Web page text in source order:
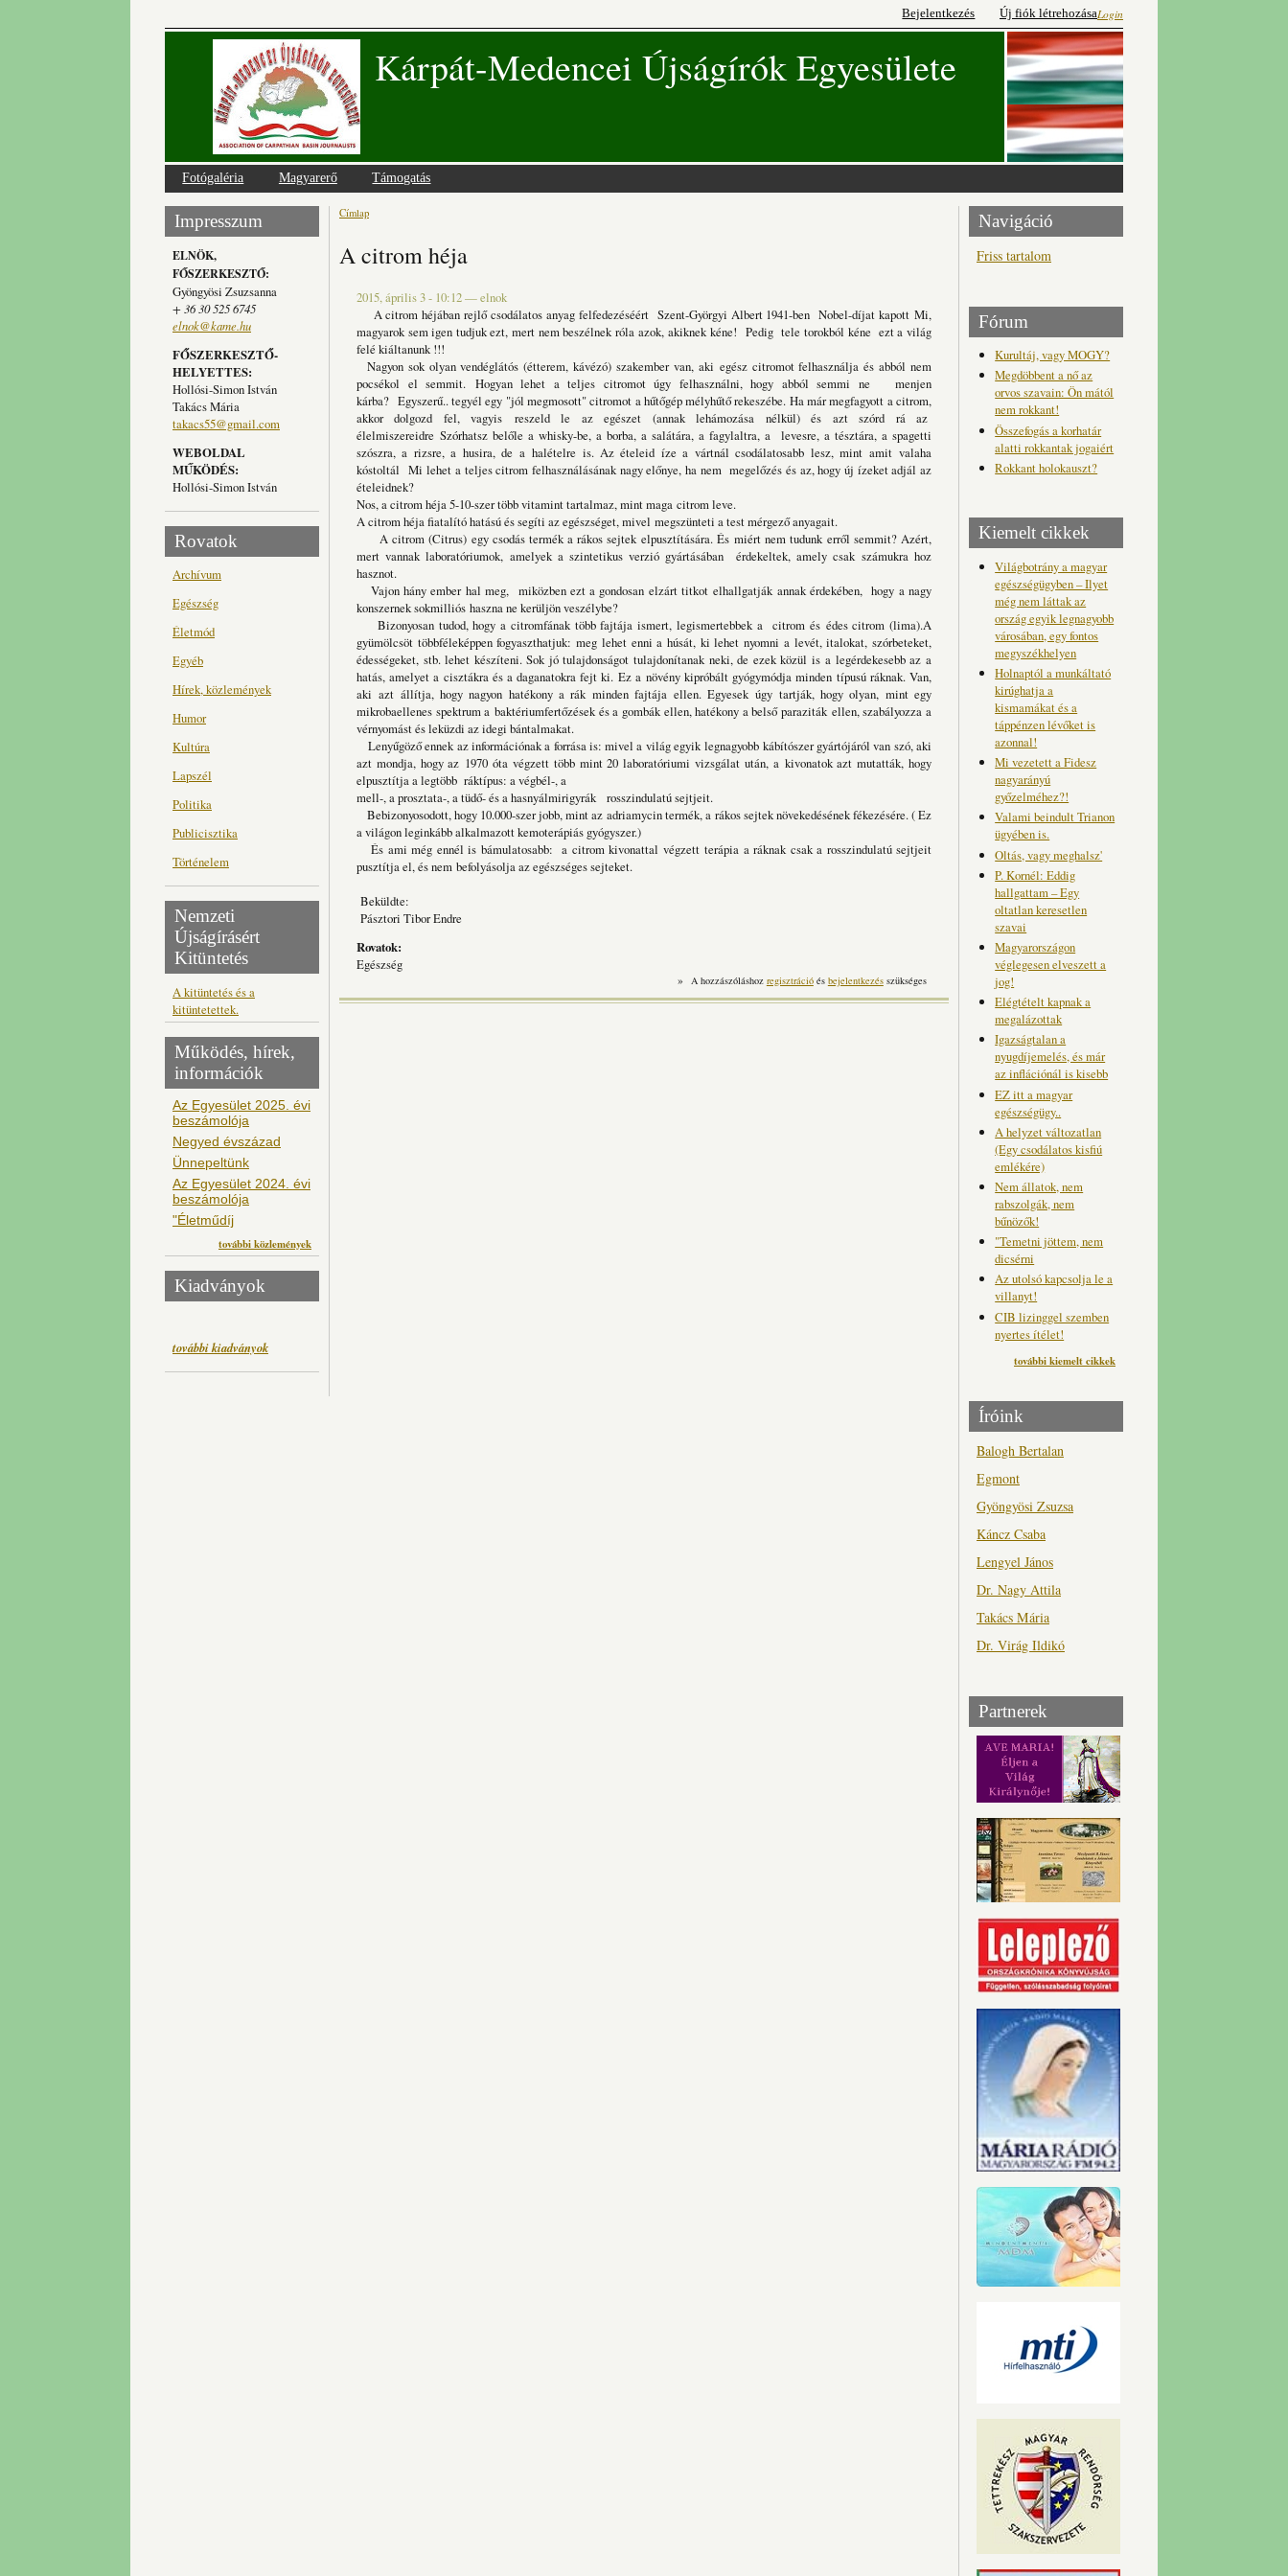
Login
Bejelentkezés Új fiók létrehozása
Kárpát-Medencei Újságírók Egyesülete
Fotógaléria Magyarerő Támogatás
Impresszum
ELNÖK,
FŐSZERKESZTŐ:
Gyöngyösi Zsuzsanna
+ 36 30 525 6745
elnok@kame.hu
FŐSZERKESZTŐ-
HELYETTES:
Hollósi-Simon István
Takács Mária
takacs55@gmail.com
WEBOLDAL
MŰKÖDÉS:
Hollósi-Simon István
Rovatok
Archívum
Egészség
Életmód
Egyéb
Hírek, közlemények
Humor
Kultúra
Lapszél
Politika
Publicisztika
Történelem
Nemzeti
Újságírásért
Kitüntetés
A kitüntetés és a
kitüntetettek.
Működés, hírek,
információk
Az Egyesület 2025. évi
beszámolója
Negyed évszázad
Ünnepeltünk
Az Egyesület 2024. évi
beszámolója
"Életműdíj
további közlemények
Kiadványok
további kiadványok
Jelenlegi hely
Címlap
A citrom héja
2015, április 3 - 10:12—elnok
A citrom héjában rejlő csodálatos anyag felfedezéséért Szent-Györgyi Albert 1941-ben Nobel-díjat kapottMi,
magyarok sem igen tudjuk ezt, mert nem beszélnek róla azok, akiknek kéne!Pedig tele torokból kéne ezt a világ
felé kiáltanunk !!!
Nagyon sok olyan vendéglátós (étterem, kávézó) szakember van, aki egész citromot felhasználja és abból nem
pocsékol el semmit. Hogyan lehet a teljes citromot úgy felhasználni, hogy abból semmi ne menjen
kárba? Egyszerű.. tegyél egy "jól megmosott" citromot a hűtőgép mélyhűtőrekeszébe. Ha már megfagyott a citrom,
akkor dolgozd fel, vagyis reszeld le az egészet (annak lehámozása nélkül) és azt szórd rá az
élelmiszereidre Szórhatsz belőle a whisky-be, a borba, a salátára, a fagylaltra, a levesre, a tésztára, a spagetti
szószra, a rizsre, a husira, de ahalételre is. Az ételeid íze a vártnál csodálatosabb lesz, mint amitvalaha
kóstoltál Mi lehet a teljes citrom felhasználásának nagy előnye, ha nemmegelőzés és az, hogy új ízeket adjál az
ételeidnek?
Nos, a citrom héja 5-10-szer több vitamint tartalmaz, mint maga citrom leve.
A citrom héja fiatalító hatású és segíti az egészséget, mivel megszünteti a test mérgező anyagait.
A citrom (Citrus) egy csodás termék a rákos sejtek elpusztítására. Ésmiért nem tudunk erről semmit? Azért,
mert vannak laboratóriumok, amelyek a szintetikus verzió gyártásában érdekeltek, amely csak számukra hoz
hasznot.
Vajon hány ember hal meg, miközben ezt a gondosan elzárt titkot elhallgatják annak érdekében, hogy a nagy
konszernek sokmilliós haszna ne kerüljön veszélybe?
Bizonyosan tudod, hogy a citromfának több fajtája ismert, legismertebbek a citrom ésédes citrom (lima).A
gyümölcsöt többféleképpen fogyaszthatjuk: meg lehet enni a húsát, ki lehet nyomni a levét, italokat, szórbeteket,
édességeket, stb. lehet készíteni. Sok jó tulajdonságot tulajdonítanak neki, de ezek közül isa legérdekesebb az a
hatás, amelyet a cisztákra és a daganatokra fejt ki. Ez anövény kipróbált gyógymódja minden típusú ráknak. Van,
akiazt állítja, hogy nagyon hatékony a rák minden fajtája ellen. Egyesekúgy tartják, hogy olyan, mint egy
mikrobaellenes spektrum a baktériumfertőzések és a gombák ellen, hatékony a belső paraziták ellen, szabályozza a
vérnyomást és leküzdi az idegi bántalmakat.
Lenyűgöző ennek az információnak a forrása is: mivel a világ egyiklegnagyobb kábítószer gyártójáról van szó, aki
azt mondja, hogy az 1970 óta végzett több mint 20 laboratóriumi vizsgálat után, a kivonatok azt mutatták, hogy
elpusztítja a legtöbb ráktípus: a végbél-, a
mell-, a prosztata-, a tüdő- és a hasnyálmirigyrák rosszindulatú sejtjeit.
Bebizonyosodott, hogy 10.000-szer jobb, mint az adriamycin termék, a rákos sejtek növekedésének fékezésére. ( Ez
a világon leginkább alkalmazott kemoterápiás gyógyszer.)
És ami még ennél is bámulatosabb: a citrom kivonattal végzettterápia a ráknak csak a rosszindulatú sejtjeit
pusztítja el, és nem befolyásolja az egészséges sejteket.
Beküldte:
Pásztori Tibor Endre
Rovatok:
Egészség
» A hozzászóláshoz regisztrációés bejelentkezésszükséges
Navigáció
Friss tartalom
Fórum
Kurultáj, vagy MOGY?
Megdöbbent a nő az
orvos szavain: Ön mától
nem rokkant!
Összefogás a korhatár
alatti rokkantak jogaiért
Rokkant holokauszt?
Kiemelt cikkek
Világbotrány a magyar
egészségügyben – Ilyet
még nem láttak az
ország egyik legnagyobb
városában, egy fontos
megyszékhelyen
Holnaptól a munkáltató
kirúghatja a
kismamákat és a
táppénzen lévőket is
azonnal!
Mi vezetett a Fidesz
nagyarányú
győzelméhez?!
Valami beindult Trianon
ügyében is.
Oltás, vagy meghalsz'
P. Kornél: Eddig
hallgattam – Egy
oltatlan keresetlen
szavai
Magyarországon
véglegesen elveszett a
jog!
Elégtételt kapnak a
megalázottak
Igazságtalan a
nyugdíjemelés, és már
az inflációnál is kisebb
EZ itt a magyar
egészségügy..
A helyzet változatlan
(Egy csodálatos kisfiú
emlékére)
Nem állatok, nem
rabszolgák, nem
bűnözők!
"Temetni jöttem, nem
dicsérni
Az utolsó kapcsolja le a
villanyt!
CIB lizinggel szemben
nyertes ítélet!
további kiemelt cikkek
Íróink
Balogh Bertalan
Egmont
Gyöngyösi Zsuzsa
Káncz Csaba
Lengyel János
Dr. Nagy Attila
Takács Mária
Dr. Virág Ildikó
Partnerek